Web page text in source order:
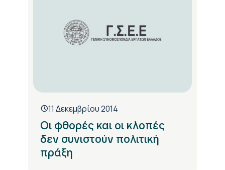
11 Δεκεμβρίου 2014
Οι φθορές και οι κλοπές
δεν συνιστούν πολιτική
πράξη